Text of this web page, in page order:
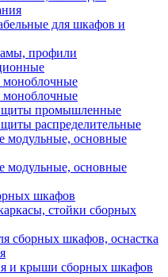
для шкафов и
профили
промышленные
распределительные
основные
основные
шкафов
стойки сборных
сборных шкафов, оснастка
и крыши сборных шкафов